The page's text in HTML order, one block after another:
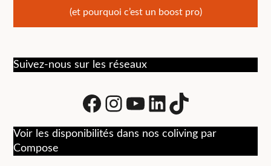
(et pourquoi c’est un boost pro)
Suivez-nous sur les réseaux
Facebook
Instagram
Youtube
LinkedIn
tiktok
Voir les disponibilités dans nos coliving par
Compose